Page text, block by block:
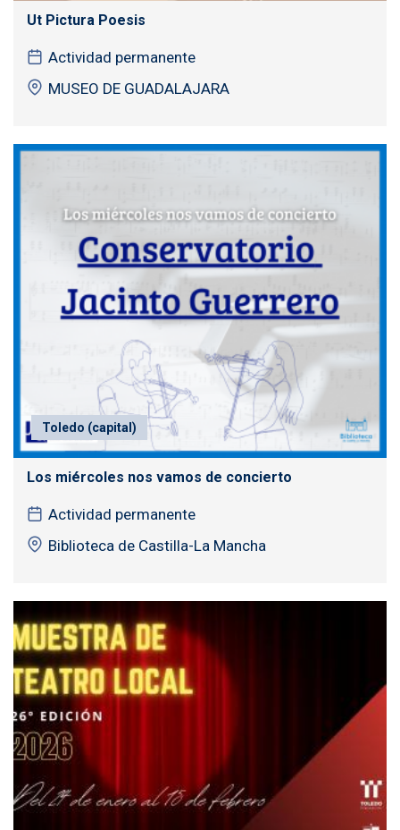
Ut Pictura Poesis
Actividad permanente
MUSEO DE GUADALAJARA
Toledo (capital)
Los miércoles nos vamos de concierto
Actividad permanente
Biblioteca de Castilla-La Mancha